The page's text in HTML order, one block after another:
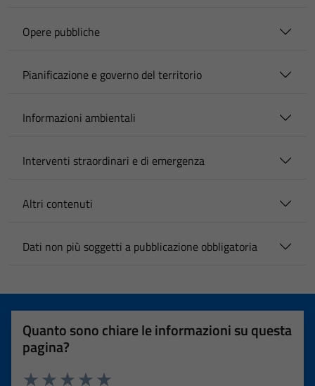
Opere pubbliche
Pianificazione e governo del territorio
Informazioni ambientali
Interventi straordinari e di emergenza
Altri contenuti
Dati non più soggetti a pubblicazione obbligatoria
Quanto sono chiare le informazioni su questa
pagina?